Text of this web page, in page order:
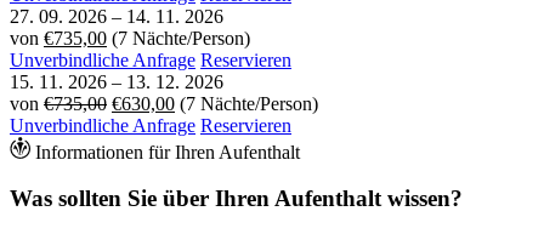
27. 09. 2026 – 14. 11. 2026
von €735,00 (7 Nächte/Person)
Unverbindliche Anfrage Reservieren
15. 11. 2026 – 13. 12. 2026
von €735,00 €630,00 (7 Nächte/Person)
Unverbindliche Anfrage Reservieren
Informationen für Ihren Aufenthalt
Was sollten Sie über Ihren Aufenthalt wissen?